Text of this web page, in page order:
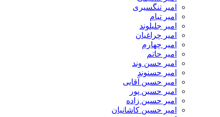
امیر تنگسیری
امیر تیام
امیر جلیلوند
امیر چراغیان
امیر چهارم
امیر حاتم
امیر حسن وند
امیر حسنوند
امیر حسین آقایی
امیر حسین پور
امیر حسین زاده
امیر حسین کاشانیان